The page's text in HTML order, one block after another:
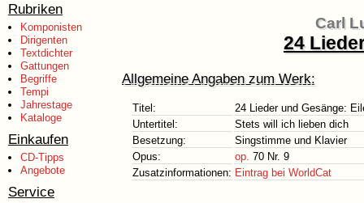
Rubriken
Komponisten
Dirigenten
Textdichter
Gattungen
Begriffe
Tempi
Jahrestage
Kataloge
Einkaufen
CD-Tipps
Angebote
Service
Carl
24
Allgemeine Angaben zum Werk:
Titel:
24 Lieder und Gesänge:
Untertitel:
Stets will ich lieben dich
Besetzung:
Singstimme und Klavier
Opus:
op. 70 Nr. 9
Zusatzinformationen: Eintrag bei WorldCat